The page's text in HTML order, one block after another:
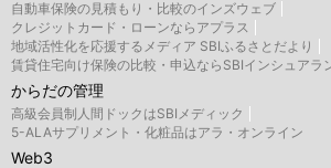
自動車保険の見積もり・比較のインズウェブ
クレジットカード・ローンならアプラス
地域活性化を応援するメディア SBIふるさとだより
賃貸住宅向け保険の比較・申込ならSBIインシュアラ
からだの管理
高級会員制人間ドックはSBIメディック
5-ALAサプリメント・化粧品はアラ・オンライン
Web3